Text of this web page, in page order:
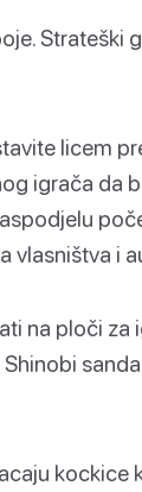
Strateški
licem
igrača da
vlasništva i
na ploči za
kockice